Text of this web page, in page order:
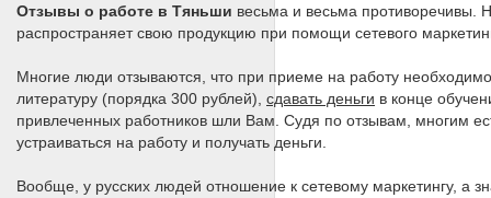
Отзывы о работе в Тяньши весьма и весьма
распространяет свою продукцию при помощи сетевого
Многие люди отзываются, что при приеме на работу
литературу (порядка 300 рублей), сдавать деньги в конце
привлеченных работников шли Вам. Судя по отзывам, многим
устраиваться на работу и получать деньги.
Вообще, у русских людей отношение к сетевому маркетингу, а